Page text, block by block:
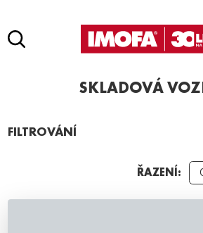
Pro vyhledávání zadejte alespoň 3 znaky.
SKLADOVÁ
FILTROVÁNÍ
ŘAZENÍ: